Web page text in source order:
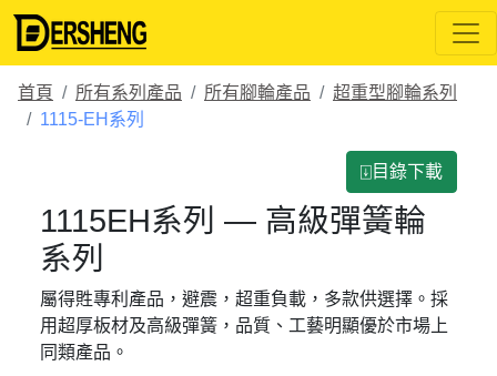
首頁 所有系列產品 所有腳輪產品
超重型腳輪系列
1115-EH系列
⍗目錄下載
1115EH系列 — 高級彈簧輪
系列
屬得貹專利產品，避震，超重負載，多款供選擇。採
用超厚板材及高級彈簧，品質、工藝明顯優於市場上
同類產品。